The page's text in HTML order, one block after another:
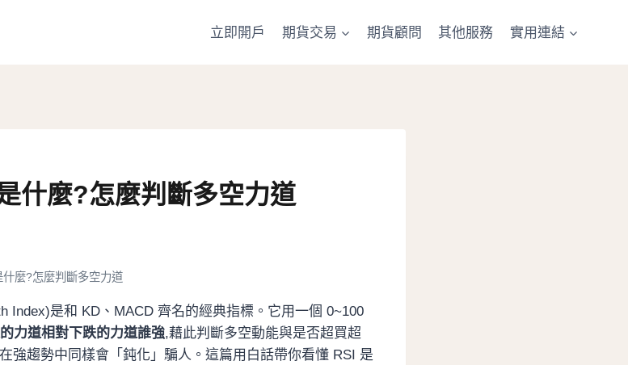
立即開戶 期貨交易 期貨顧問 其他服務 實用連結
什麼?怎麼判斷多空力道
麼?怎麼判斷多空力道
Index)是和 KD、MACD 齊名的經典指標。它用一個 0~100
力道相對下跌的力道誰強,藉此判斷多空動能與是否超買超
強趨勢中同樣會「鈍化」騙人。這篇用白話帶你看懂 RSI 是